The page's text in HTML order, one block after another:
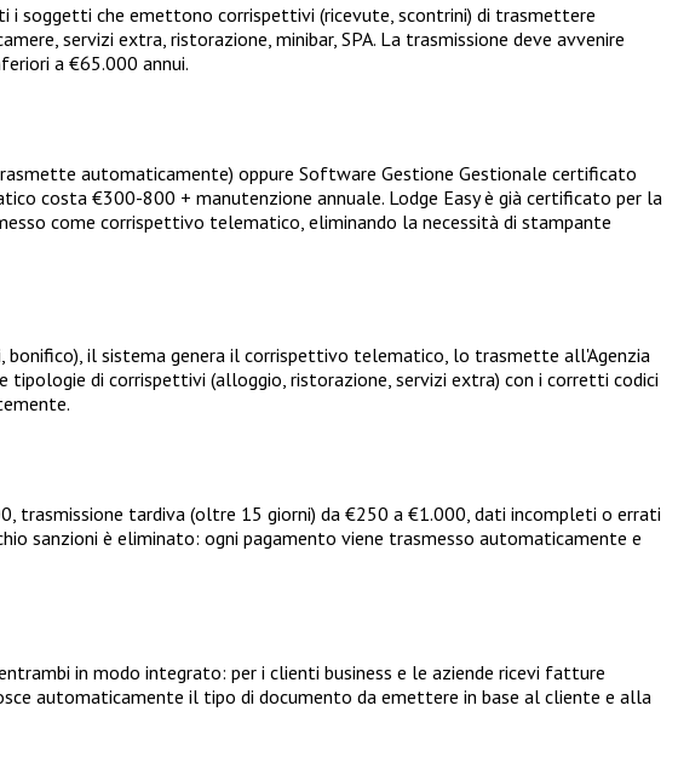
soggetti che emettono corrispettivi (ricevute, scontrini) di trasmettere
servizi extra, ristorazione, minibar, SPA. La trasmissione deve avvenire
a €65.000 annui.
automaticamente) oppure Software Gestione Gestionale certificato
costa €300-800 + manutenzione annuale. Lodge Easy è già certificato per la
come corrispettivo telematico, eliminando la necessità di stampante
il sistema genera il corrispettivo telematico, lo trasmette all'Agenzia
di corrispettivi (alloggio, ristorazione, servizi extra) con i corretti codici
trasmissione tardiva (oltre 15 giorni) da €250 a €1.000, dati incompleti o errati
sanzioni è eliminato: ogni pagamento viene trasmesso automaticamente e
in modo integrato: per i clienti business e le aziende ricevi fatture
automaticamente il tipo di documento da emettere in base al cliente e alla